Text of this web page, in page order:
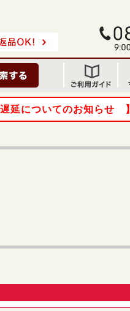
延についてのお知らせ 】